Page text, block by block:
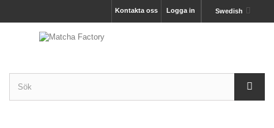
Swedish
Logga in
Kontakta oss